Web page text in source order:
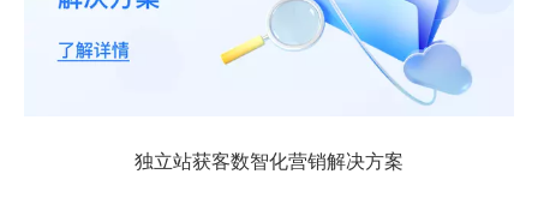
独立站获客数智化营销解决方案